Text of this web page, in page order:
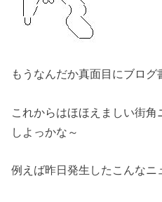
もうなんだか真面目にブログ
これからはほほえましい街
しよっかな～
例えば昨日発生したこんなニ